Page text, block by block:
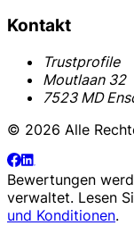
Kontakt
Trustprofile
Moutlaan 32
7523 MD
© 2026 Alle
Bewertungen
verwaltet. Lesen
und Konditionen.